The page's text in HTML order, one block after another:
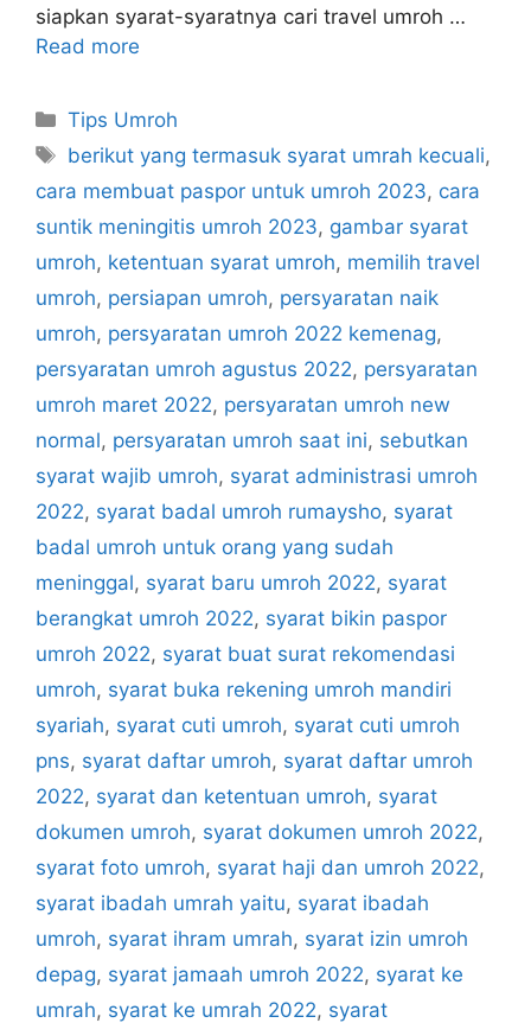
siapkan syarat-syaratnya cari travel umroh …
Read more
Categories
Tips Umroh
Tags
berikut yang termasuk syarat umrah kecuali,
cara membuat paspor untuk umroh 2023, cara
suntik meningitis umroh 2023, gambar syarat
umroh, ketentuan syarat umroh, memilih travel
umroh, persiapan umroh, persyaratan naik
umroh, persyaratan umroh 2022 kemenag,
persyaratan umroh agustus 2022, persyaratan
umroh maret 2022, persyaratan umroh new
normal, persyaratan umroh saat ini, sebutkan
syarat wajib umroh, syarat administrasi umroh
2022, syarat badal umroh rumaysho, syarat
badal umroh untuk orang yang sudah
meninggal, syarat baru umroh 2022, syarat
berangkat umroh 2022, syarat bikin paspor
umroh 2022, syarat buat surat rekomendasi
umroh, syarat buka rekening umroh mandiri
syariah, syarat cuti umroh, syarat cuti umroh
pns, syarat daftar umroh, syarat daftar umroh
2022, syarat dan ketentuan umroh, syarat
dokumen umroh, syarat dokumen umroh 2022,
syarat foto umroh, syarat haji dan umroh 2022,
syarat ibadah umrah yaitu, syarat ibadah
umroh, syarat ihram umrah, syarat izin umroh
depag, syarat jamaah umroh 2022, syarat ke
umrah, syarat ke umrah 2022, syarat